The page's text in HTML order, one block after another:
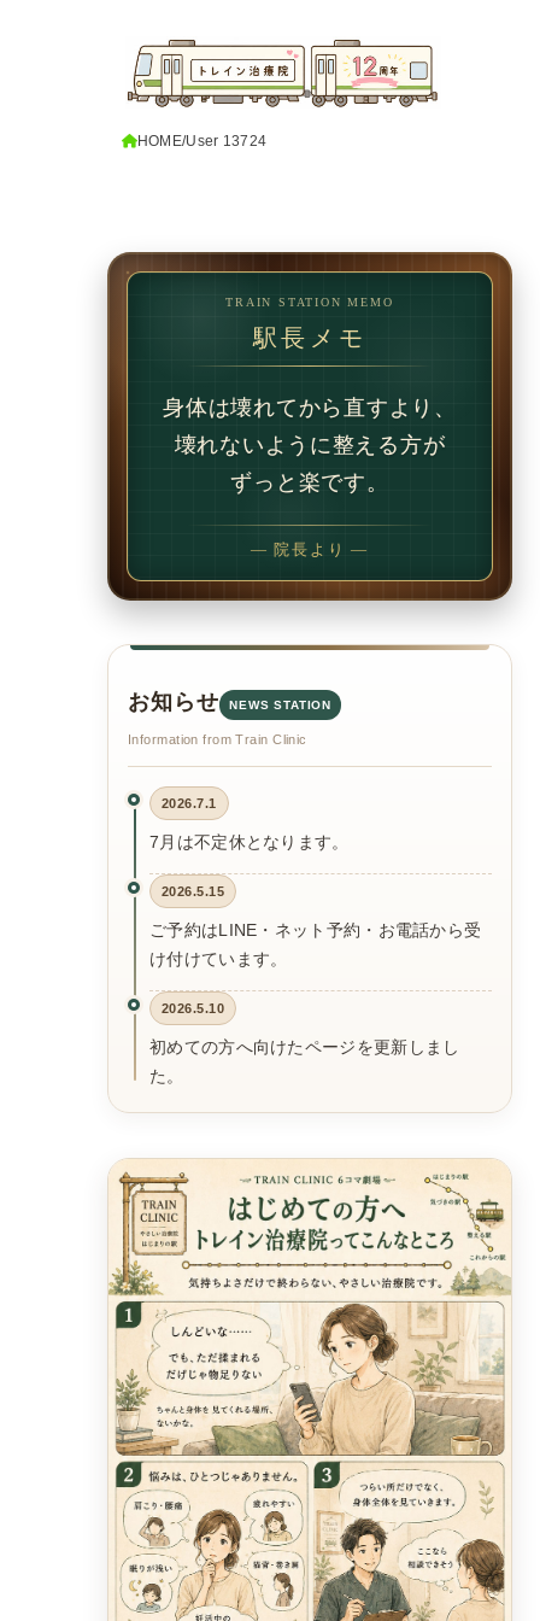
HOME User 13724
TRAIN STATION MEMO
駅長メモ
1回で変わることもあります。
でも、続けることで
変わることの方が多いです。
— 院長より —
お知らせ NEWS STATION
Information from Train Clinic
2026.7.1
7月は不定休となります。
2026.5.15
ご予約はLINE・ネット予約・お電話から受
け付けています。
2026.5.10
初めての方へ向けたページを更新しまし
た。